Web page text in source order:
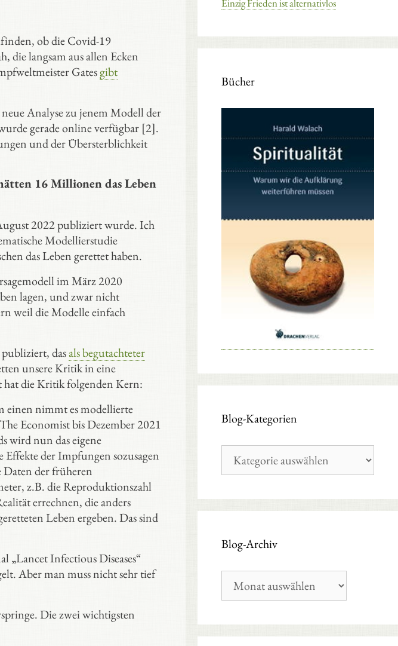
ob die Covid-19
die langsam aus allen Ecken
Gatesgibt
Analyse zu jenem Modell der
gerade online verfügbar [2].
und der Übersterblichkeit
16 Millionen das Leben
2022 publiziert wurde. Ich
Modellierstudie
das Leben gerettet haben.
im März 2020
lagen, und zwar nicht
weil die Modelle einfach
dasals begutachteter
unsere Kritik in eine
hat die Kritik folgenden Kern:
einen nimmt es modellierte
Economist bis Dezember 2021
wird nun das eigene
der Impfungen sozusagen
Daten der früheren
z.B. die Reproduktionszahl
errechnen, die anders
Leben ergeben. Das sind
Infectious Diseases“
Aber man muss nicht sehr tief
Die zwei wichtigsten
Einzig Frieden ist alternativlos
Bücher
Blog-Kategorien
Kategorien
Blog-Archiv
Archiv